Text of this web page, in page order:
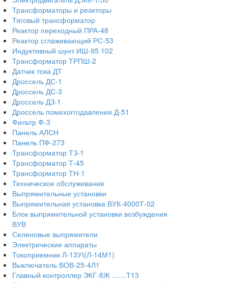
Трансформаторы и реакторы
Тяговый трансформатор
Реактор переходный ПРА-48
Реактор сглаживающий РС-53
Индуктивный шунт ИШ-95 102
Трансформатор ТРПШ-2
Датчик тока ДТ
Дроссель ДС-1
Дроссель ДС-3
Дроссель ДЗ-1
Дроссель помехоггодавления Д-51
Фильтр Ф-3
Панель АЛСН
Панель ПФ-273
Трансформатор ТЗ-1
Трансформатор Т-45
Трансформатор ТН-1
Техническое обслуживание
Выпрямительные установки
Выпрямительная установка ВУК-4000Т-02
Блок выпрямительной установки возбуждения
ВУВ
Селеновые выпрямители
Электрические аппараты
Токоприемник Л-13УІ(Л-14М1)
Выключатель ВОВ-25-4Л1
Главный контроллер ЭКГ-8Ж .......Т13